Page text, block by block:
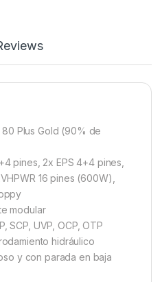
Plus Gold (90% de
pines, 2x EPS 4+4 pines,
16 pines (600W),
modular
SCP, UVP, OCP, OTP
hidráulico
y con parada en baja